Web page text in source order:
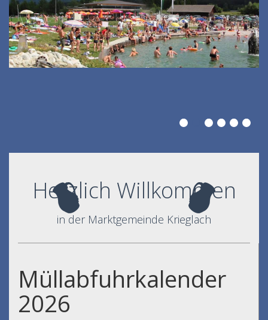
Herzlich Willkommen
in der Marktgemeinde Krieglach
Müllabfuhrkalender
2026